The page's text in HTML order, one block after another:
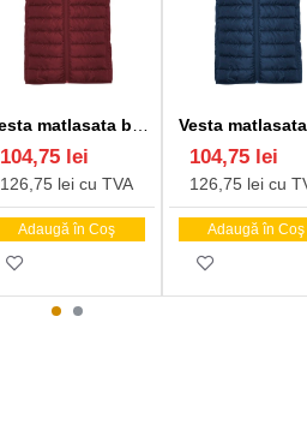
104,75 lei
126,75 lei cu TVA
Adaugă în Coş
104,75 lei
126,75 lei cu
Adaugă în Coş